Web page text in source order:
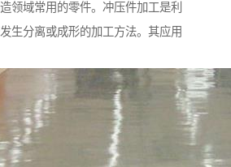
领域常用的零件。冲压件加工是利
生分离或成形的加工方法。其应用